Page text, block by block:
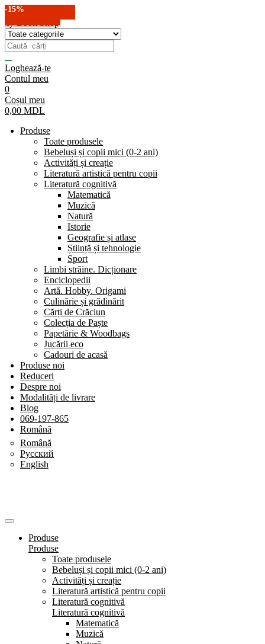
Loghează-te
Contul meu
0
Coșul meu
0,00 MDL
Produse
Toate produsele
Bebeluși și copii mici (0-2 ani)
Activități și creație
Literatură artistică pentru copii
Literatură cognitivă
Matematică
Muzică
Natură
Istorie
Geografie și atlase
Știință și tehnologie
Sport
Limbi străine. Dicționare
Enciclopedii
Artă. Hobby. Origami
Culinărie și grădinărit
Cărți de Crăciun
Colecția de Paște
Papetărie & Woodbags
Jucării eco
Cadouri de acasă
Produse noi
Reduceri
Despre noi
Modalități de livrare
Blog
069-197-865
Română
Română
Русский
English
Produse
Produse
Toate produsele
Bebeluși și copii mici (0-2 ani)
Activități și creație
Literatură artistică pentru copii
Literatură cognitivă
Literatură cognitivă
Matematică
Muzică
-14%
-15%
-15%
-15%
-15%
-15%
-15%